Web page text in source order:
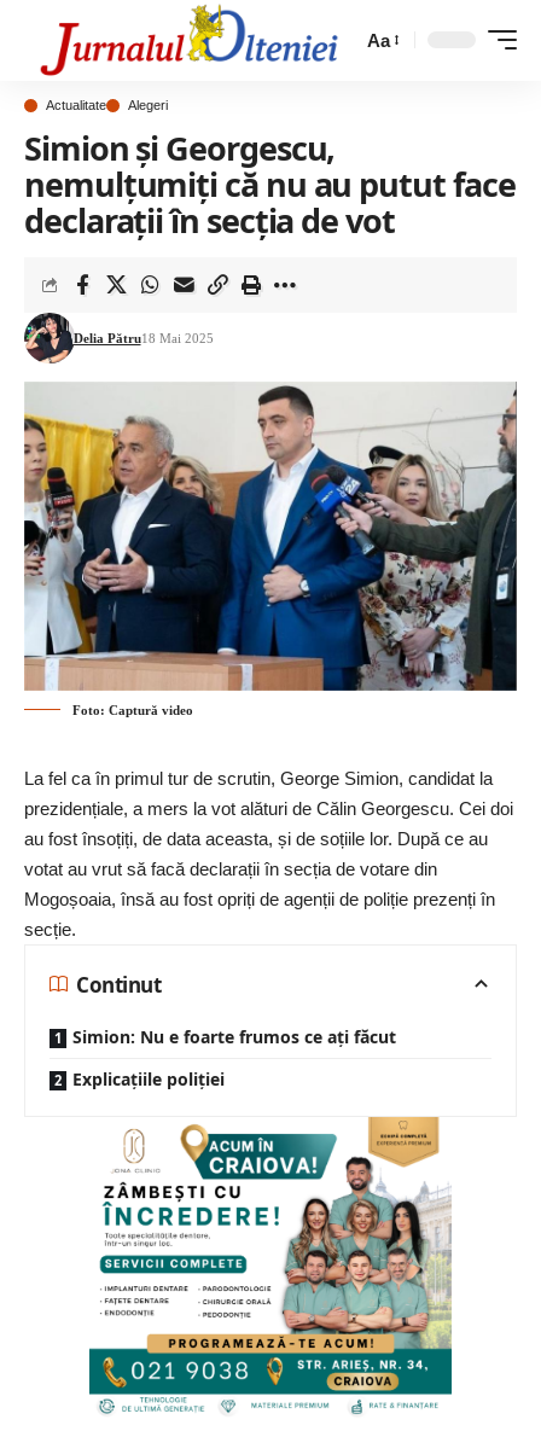
Aa
Actualitate Alegeri
Simion și Georgescu,
nemulțumiți că nu au putut face
declarații în secția de vot
Delia Pătru18 Mai 2025
Foto: Captură video
La fel ca în primul tur de scrutin, George Simion, candidat la
prezidențiale, a mers la vot alături de Călin Georgescu. Cei doi
au fost însoțiți, de data aceasta, și de soțiile lor. După ce au
votat au vrut să facă declarații în secția de votare din
Mogoșoaia, însă au fost opriți de agenții de poliție prezenți în
secție.
Continut
Simion: Nu e foarte frumos ce ați făcut
Explicațiile poliției